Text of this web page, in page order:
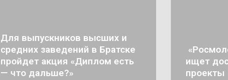
Для выпускников высших и
средних заведений в Братске
пройдет акция «Диплом есть
— что дальше?»
ищет
проекты